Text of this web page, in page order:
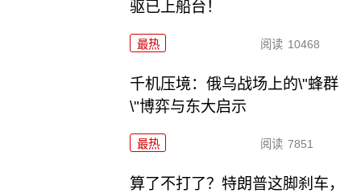
驱已上船台！
最热 阅读 10468
千机压境：俄乌战场上的\"蜂群
\"博弈与东大启示
最热 阅读 7851
算了不打了？特朗普这脚刹车，